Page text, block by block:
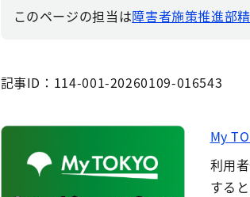
このページの担当は障害者施策推進部
記事ID：114-001-20260109-016543
My
利用
する